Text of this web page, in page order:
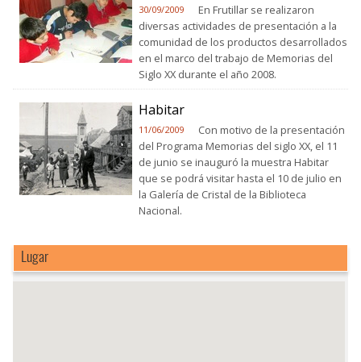
30/09/2009
En Frutillar se realizaron
diversas actividades de presentación a la
comunidad de los productos desarrollados
en el marco del trabajo de Memorias del
Siglo XX durante el año 2008.
Habitar
11/06/2009
Con motivo de la presentación
del Programa Memorias del siglo XX, el 11
de junio se inauguró la muestra Habitar
que se podrá visitar hasta el 10 de julio en
la Galería de Cristal de la Biblioteca
Nacional.
Lugar